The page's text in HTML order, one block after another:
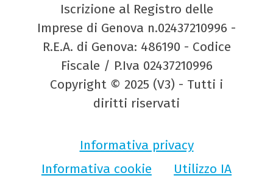
Iscrizione al Registro delle
Imprese di Genova n.02437210996 -
R.E.A. di Genova: 486190 - Codice
Fiscale / P.Iva 02437210996
Copyright © 2025 (V3) - Tutti i
diritti riservati
Informativa privacy
Informativa cookie
Utilizzo IA